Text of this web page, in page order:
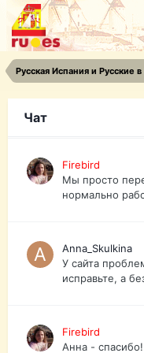
Русская Испания и Русские
Чат
Телеграмм
Firebird
Друзья - из
Firebird
Мы просто
нормально
Anna_Skulkina
У сайта
исправьте, а
Firebird
Анна -